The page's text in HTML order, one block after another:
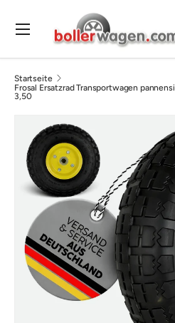
Direkt zum Inhalt
Suchen
Menü
Startseite
Frosal Ersatzrad Transportwagen
3,50